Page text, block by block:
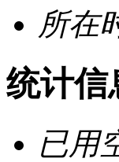
所在
统计信
已用